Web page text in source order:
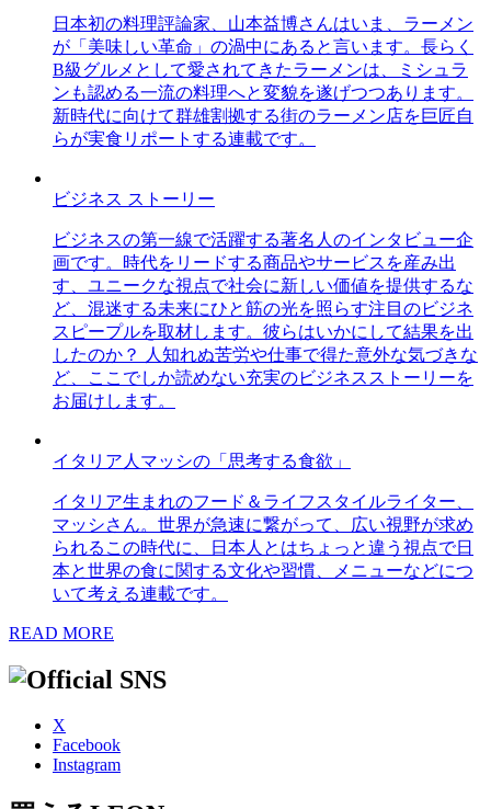
日本初の料理評論家、山本益博さんはいま、ラーメン
が「美味しい革命」の渦中にあると言います。長らく
B級グルメとして愛されてきたラーメンは、ミシュラ
ンも認める一流の料理へと変貌を遂げつつあります。
新時代に向けて群雄割拠する街のラーメン店を巨匠自
らが実食リポートする連載です。
ビジネス ストーリー
ビジネスの第一線で活躍する著名人のインタビュー企
画です。時代をリードする商品やサービスを産み出
す、ユニークな視点で社会に新しい価値を提供するな
ど、混迷する未来にひと筋の光を照らす注目のビジネ
スピープルを取材します。彼らはいかにして結果を出
したのか？ 人知れぬ苦労や仕事で得た意外な気づきな
ど、ここでしか読めない充実のビジネスストーリーを
お届けします。
イタリア人マッシの「思考する食欲」
イタリア生まれのフード＆ライフスタイルライター、
マッシさん。世界が急速に繋がって、広い視野が求め
られるこの時代に、日本人とはちょっと違う視点で日
本と世界の食に関する文化や習慣、メニューなどにつ
いて考える連載です。
READ MORE
X
Facebook
Instagram